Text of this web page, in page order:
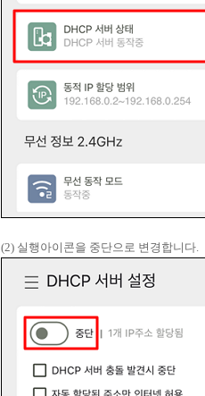
(2) 실행아이콘을 중단으로 변경합니다.